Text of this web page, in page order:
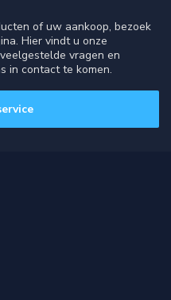
of uw aankoop, bezoek
Hier vindt u onze
vragen en
in contact te komen.